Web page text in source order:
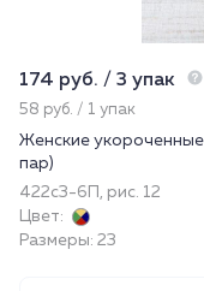
174 руб. / 3 упак
58 руб. / 1 упак
Женские
пар)
422с3-6П, рис. 12
Цвет:
Размеры: 23